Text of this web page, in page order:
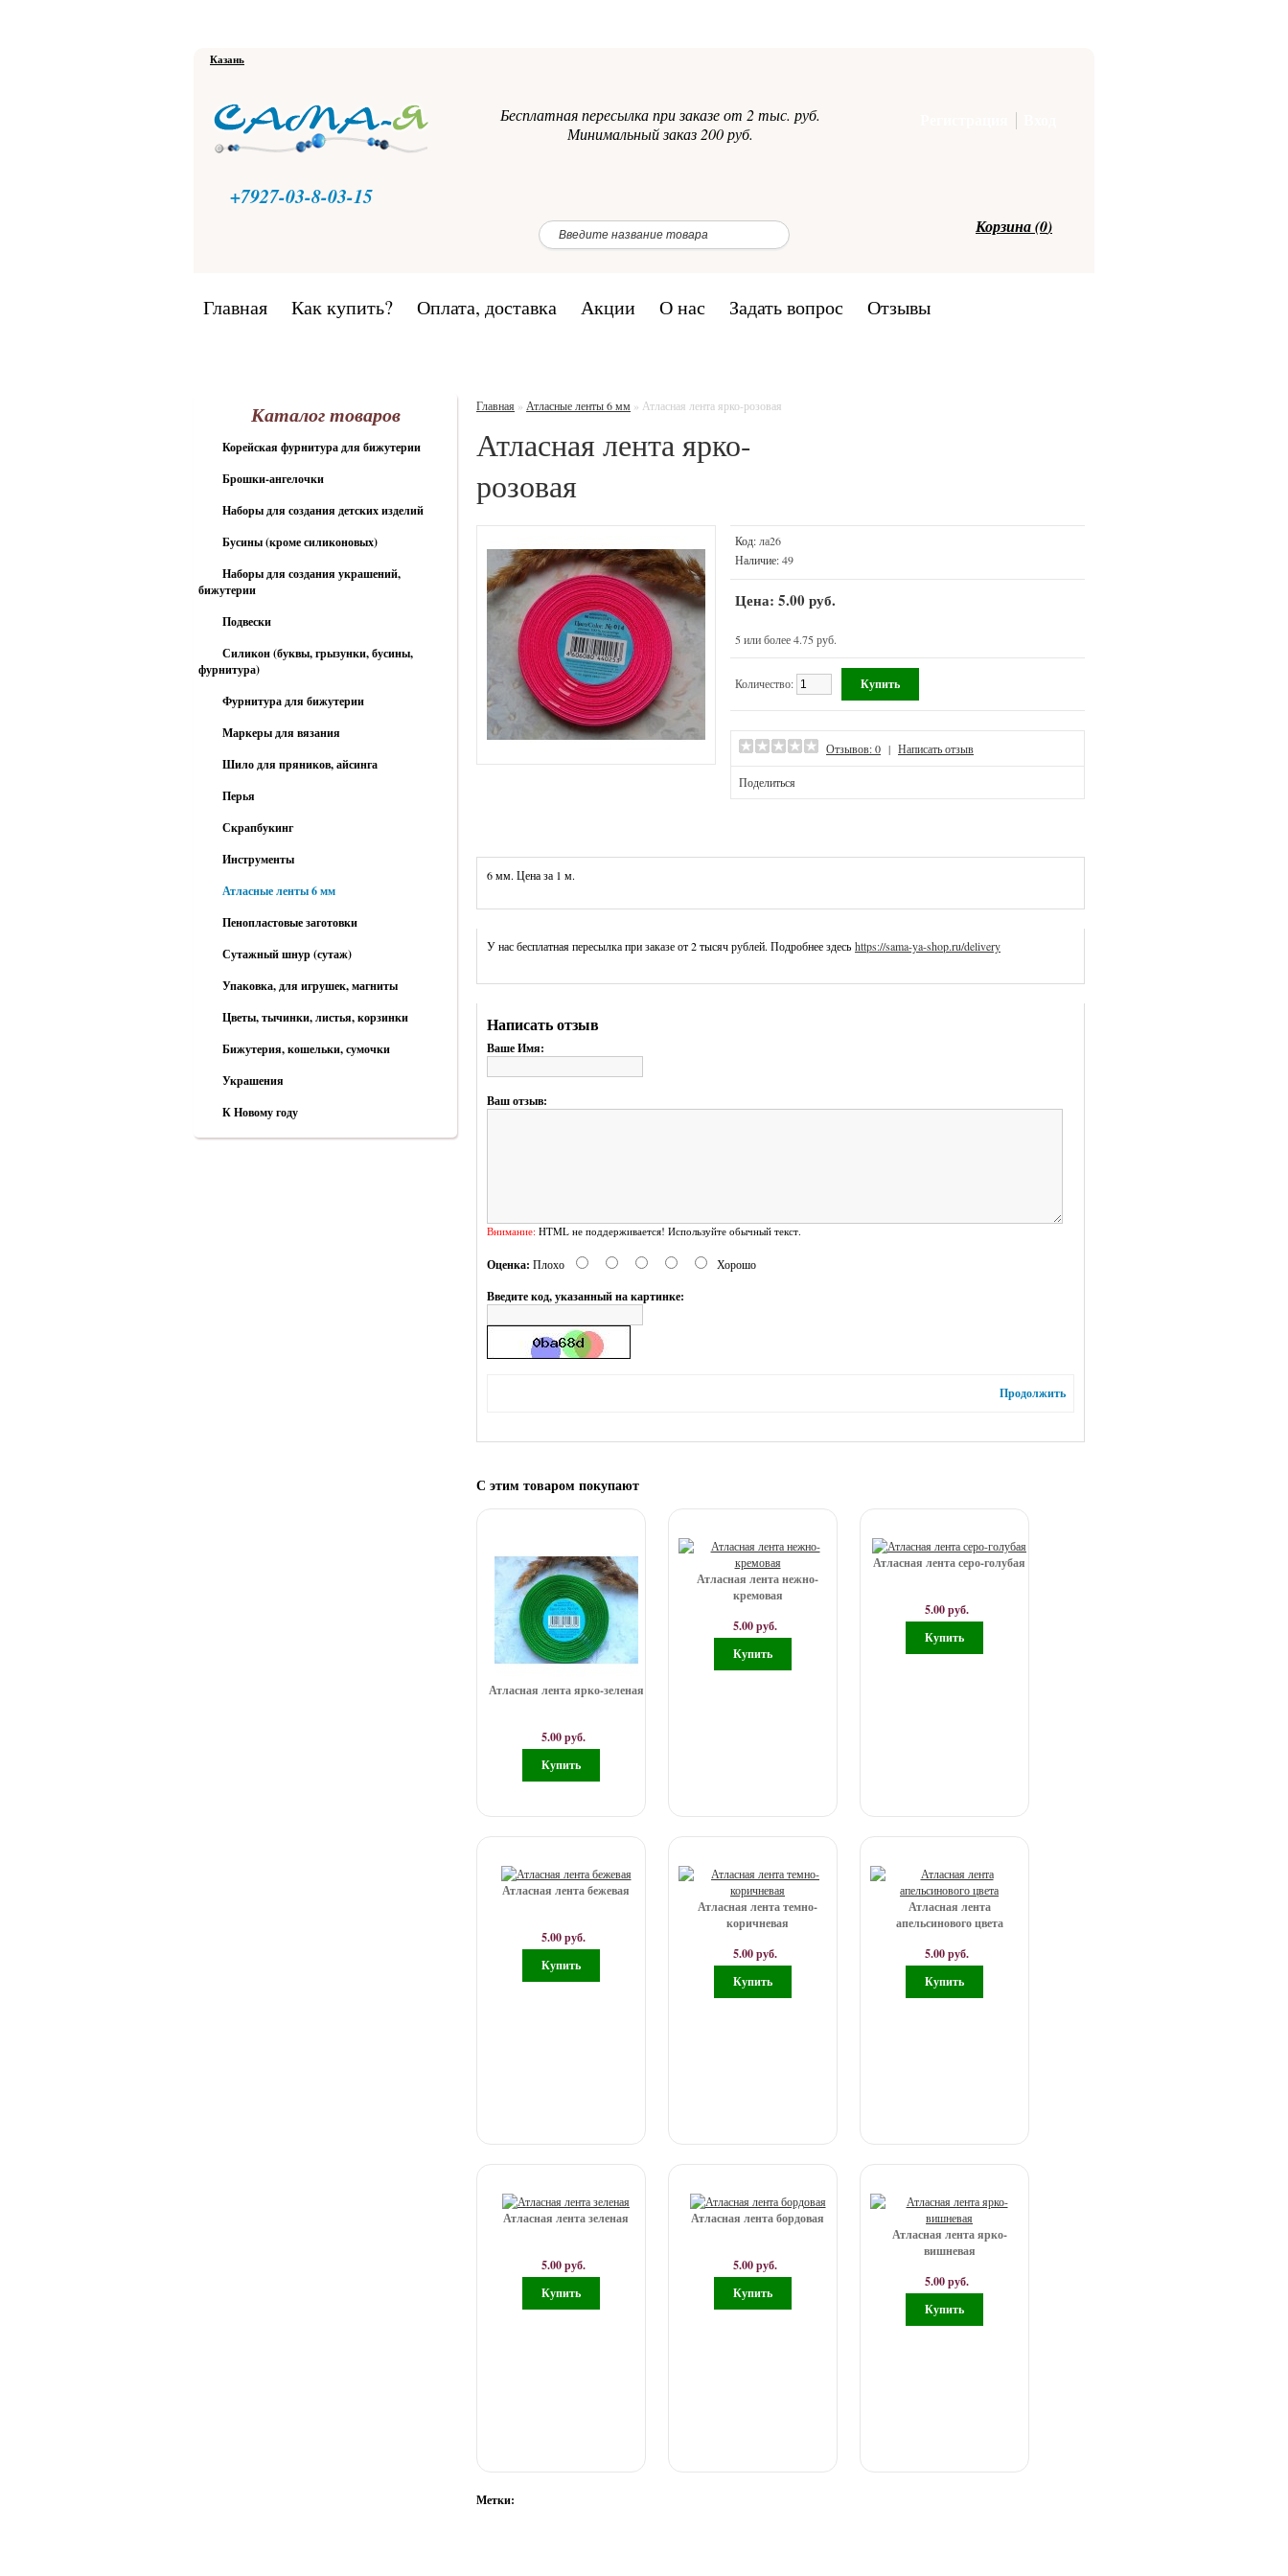
Казань
Бесплатная пересылка при заказе от 2 тыс. руб.
Минимальный заказ 200 руб.
+7927-03-8-03-15
Корзина (0)
Главная Как купить? Оплата, доставка Акции О нас Задать вопрос Отзывы
Каталог товаров
Корейская фурнитура для бижутерии
Брошки-ангелочки
Наборы для создания детских изделий
Бусины (кроме силиконовых)
Наборы для создания украшений,
бижутерии
Подвески
Силикон (буквы, грызунки, бусины,
фурнитура)
Фурнитура для бижутерии
Маркеры для вязания
Шило для пряников, айсинга
Перья
Скрапбукинг
Инструменты
Атласные ленты 6 мм
Пенопластовые заготовки
Сутажный шнур (сутаж)
Упаковка, для игрушек, магниты
Цветы, тычинки, листья, корзинки
Бижутерия, кошельки, сумочки
Украшения
К Новому году
Главная » Атласные ленты 6 мм » Атласная лента ярко-розовая
Атласная лента ярко-
розовая
Код: ла26
Наличие:49
Цена: 5.00 руб.
5 или более 4.75 руб.
Количество:
Отзывов: 0 | Написать отзыв
Поделиться
6 мм. Цена за 1 м.
У нас бесплатная пересылка при заказе от 2 тысяч рублей. Подробнее здесь https://sama-ya-shop.ru/delivery
Написать отзыв
Ваше Имя:
Ваш отзыв:
Внимание: HTML не поддерживается! Используйте обычный текст.
Оценка: Плохо Хорошо
Введите код, указанный на картинке:
Продолжить
С этим товаром покупают
Атласная лента ярко-зеленая
5.00 руб.
Атласная лента нежно-
кремовая
5.00 руб.
Атласная лента серо-голубая
5.00 руб.
Атласная лента бежевая
5.00 руб.
Атласная лента темно-
коричневая
5.00 руб.
Атласная лента
апельсинового цвета
5.00 руб.
Атласная лента зеленая
5.00 руб.
Атласная лента бордовая
5.00 руб.
Атласная лента ярко-
вишневая
5.00 руб.
Метки: